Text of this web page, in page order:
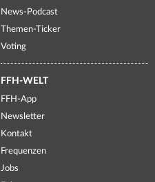
News-Podcast
Themen-Ticker
Voting
FFH-WELT
FFH-App
Newsletter
Kontakt
Frequenzen
Jobs